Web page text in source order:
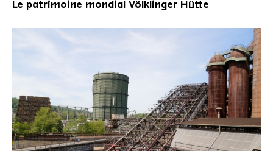
Le patrimoine mondial Völklinger Hütte